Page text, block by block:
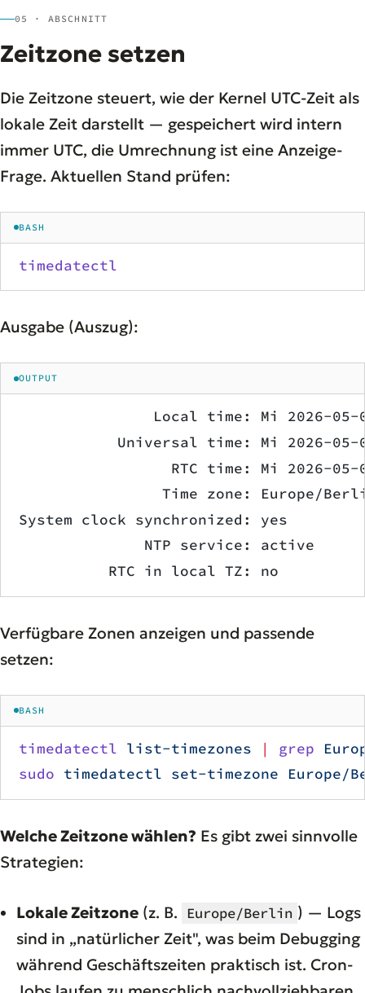
05 · ABSCHNITT
Zeitzone setzen
Die Zeitzone steuert, wie der Kernel UTC-Zeit als
lokale Zeit darstellt — gespeichert wird intern
immer UTC, die Umrechnung ist eine Anzeige-
Frage. Aktuellen Stand prüfen:
BASH
timedatectl
Ausgabe (Auszug):
OUTPUT
Local time: Mi 2026-
Universal time: Mi 2026-
RTC time: Mi 2026-05-
Time zone: Europe/
System clock synchronized: yes
              NTP service: active
          RTC in local TZ: no
Verfügbare Zonen anzeigen und passende
setzen:
BASH
timedatectl list-timezones | grep
sudo timedatectl set-timezone Europe/
Welche Zeitzone wählen? Es gibt zwei sinnvolle
Strategien:
Lokale Zeitzone (z. B. Europe/Berlin ) — Logs
sind in „natürlicher Zeit", was beim Debugging
während Geschäftszeiten praktisch ist. Cron-